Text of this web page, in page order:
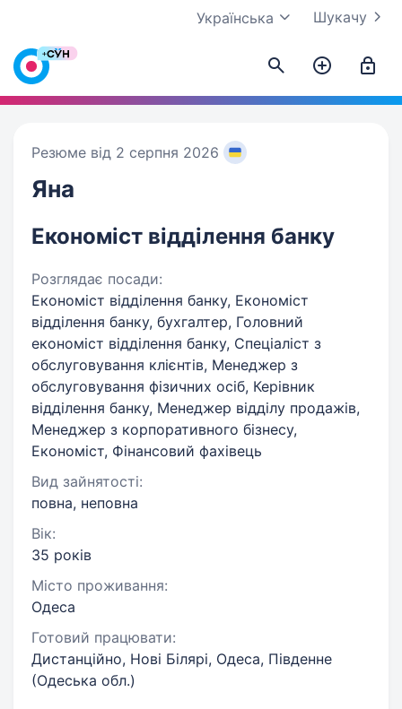
Шукачу
Українська
Резюме від 2 серпня 2026
Яна
Економіст відділення банку
Розглядає посади:
Економіст відділення банку, Економіст
відділення банку, бухгалтер, Головний
економіст відділення банку, Спеціаліст з
обслуговування клієнтів, Менеджер з
обслуговування фізичних осіб, Керівник
відділення банку, Менеджер відділу продажів,
Менеджер з корпоративного бізнесу,
Економіст, Фінансовий фахівець
Вид зайнятості:
повна, неповна
Вік:
35 років
Місто проживання:
Одеса
Готовий працювати:
Дистанційно, Нові Білярі, Одеса, Південне
(Одеська обл.)